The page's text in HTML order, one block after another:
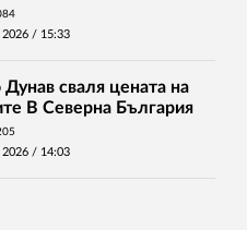
2026 / 15:33
Дунав сваля цената на
В Северна България
2026 / 14:03